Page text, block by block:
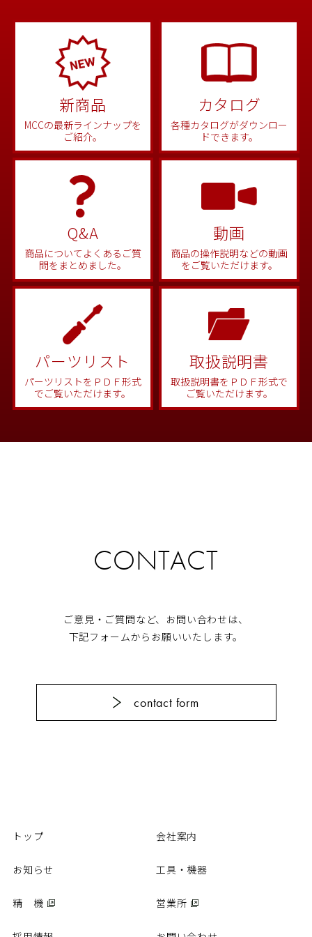
新商品
MCCの最新ラインナップを
ご紹介。
カタログ
各種カタログがダウンロー
ドできます。
Q&A
商品についてよくあるご質
問をまとめました。
動画
商品の操作説明などの動画
をご覧いただけます。
パーツリスト
パーツリストをＰＤＦ形式
でご覧いただけます。
取扱説明書
取扱説明書をＰＤＦ形式で
ご覧いただけます。
CONTACT
ご意見・ご質問など、お問い合わせは、
下記フォームからお願いいたします。
contact form
トップ 会社案内
お知らせ 工具・機器
精 機 営業所